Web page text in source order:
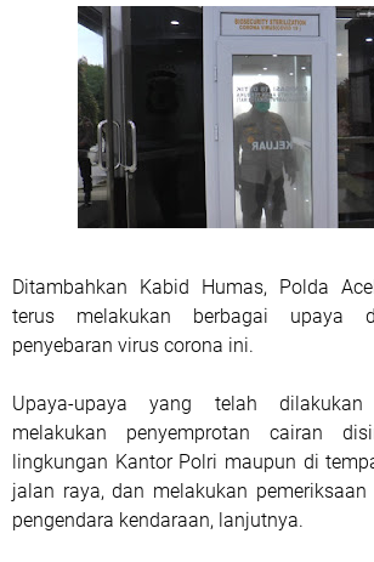
Ditambahkan Kabid Humas, Polda
terus melakukan berbagai upaya
penyebaran virus corona ini.
Upaya-upaya yang telah
melakukan penyemprotan cairan
lingkungan Kantor Polri maupun di
jalan raya, dan melakukan
pengendara kendaraan, lanjutnya.